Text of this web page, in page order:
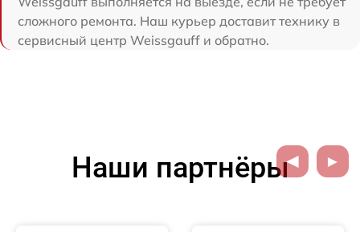
сложного ремонта. Наш курьер доставит технику в
сервисный центр Weissgauff и обратно.
Наши партнёры